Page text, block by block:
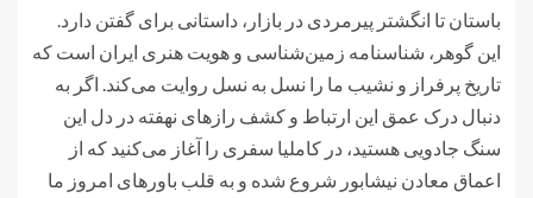
باستان تا انگشتر پیرمردی در بازار، داستانی برای گفتن دارد.
این گوهر، شناسنامه زمین‌شناسی و هویت هنری ایران است که
تاریخ پرفراز و نشیب ما را نسل به نسل روایت می‌کند. اگر به
دنبال درک عمق این ارتباط و کشف رازهای نهفته در دل این
سنگ جادویی هستید، در کاملیا سفری را آغاز می‌کنید که از
اعماق معادن نیشابور شروع شده و به قلب باورهای امروز ما